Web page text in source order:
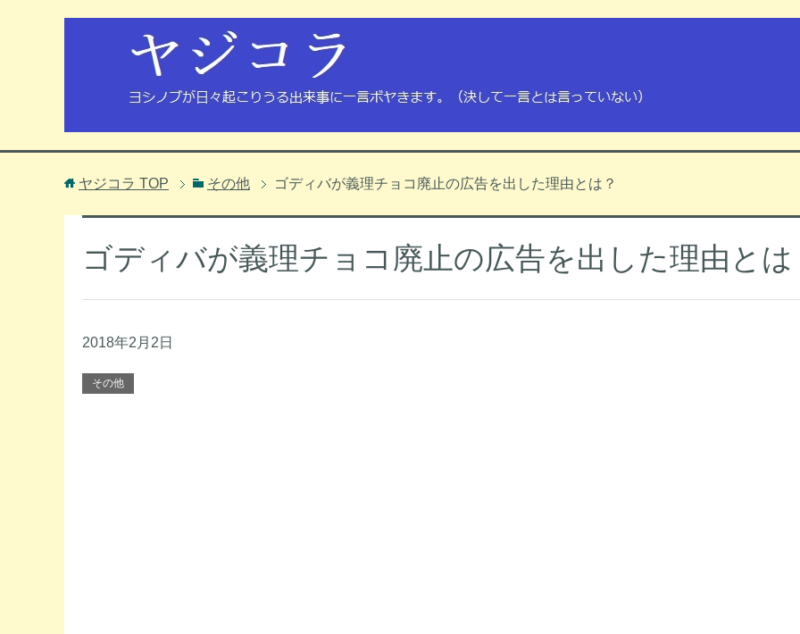
ヤジコラ TOP その他 ゴディバが義理チョコ廃止の広告を出した理由とは？
ゴディバが義理チョコ廃止の広告を出した理由とは
2018年2月2日
その他